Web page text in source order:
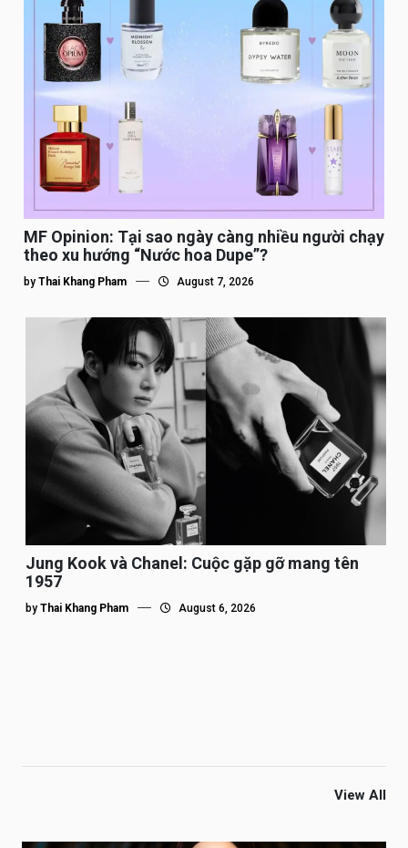
MF Opinion: Tại sao ngày càng nhiều người chạy
theo xu hướng “Nước hoa Dupe”?
by Thai Khang Pham August 7, 2026
Jung Kook và Chanel: Cuộc gặp gỡ mang tên
1957
by Thai Khang Pham August 6, 2026
View All